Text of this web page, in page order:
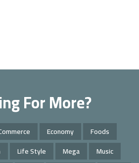
For More?
Economy
Foods
Life Style Mega
Music